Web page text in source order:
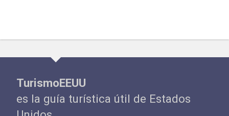
TurismoEEUU
es la guía turística útil de Estados